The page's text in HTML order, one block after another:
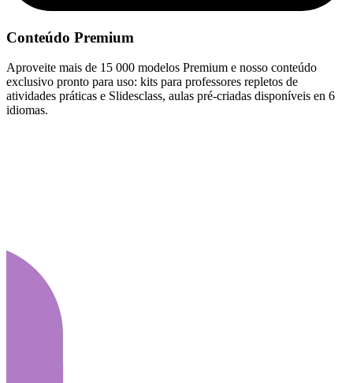
Conteúdo Premium
Aproveite mais de 15 000 modelos Premium e nosso conteúdo
exclusivo pronto para uso: kits para professores repletos de
atividades práticas e Slidesclass, aulas pré-criadas disponíveis en 6
idiomas.